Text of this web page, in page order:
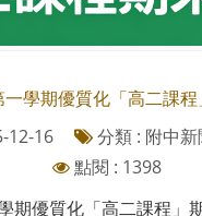
學期優質化「高二課
12-16
分類 : 附中新
點閱 : 1398
期優質化「高二課程」